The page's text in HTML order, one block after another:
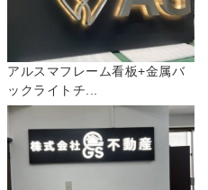
アルスマフレーム看板+金属バ
ックライトチ...